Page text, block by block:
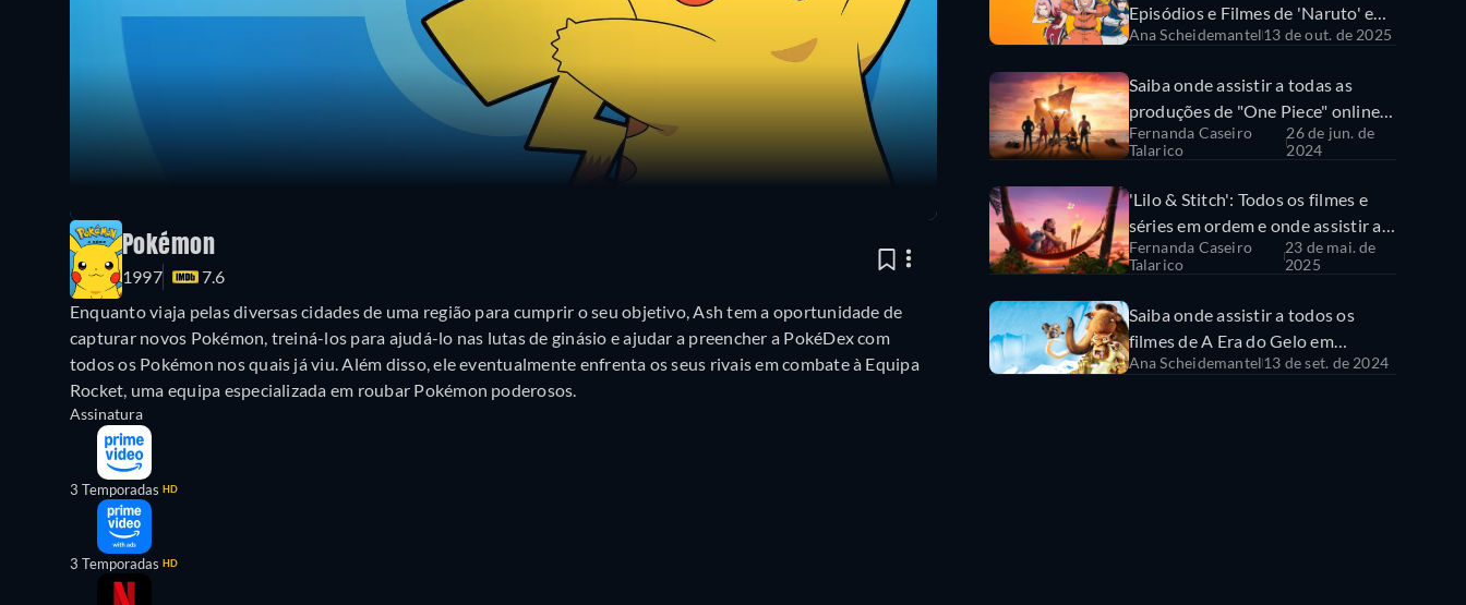
Pokémon
1997
7.6
Enquanto viaja pelas diversas cidades de uma região para cumprir o seu objetivo, Ash tem a oportunidade de
capturar novos Pokémon, treiná-los para ajudá-lo nas lutas de ginásio e ajudar a preencher a PokéDex com
todos os Pokémon nos quais já viu. Além disso, ele eventualmente enfrenta os seus rivais em combate à Equipa
Rocket, uma equipa especializada em roubar Pokémon poderosos.
Assinatura
3 Temporadas HD
3 Temporadas HD
Episódios e Filmes de 'Naruto' em
Ordem
Ana Scheidemantel13 de out. de 2025
Saiba onde assistir a todas as
produções de "One Piece" online e
conheça a ordem certa
Fernanda Caseiro
Talarico
26 de jun. de
2024
'Lilo & Stitch': Todos os filmes e
séries em ordem e onde assistir a
eles
Fernanda Caseiro
Talarico
23 de mai. de
2025
Saiba onde assistir a todos os
filmes de A Era do Gelo em
streaming
Ana Scheidemantel13 de set. de 2024